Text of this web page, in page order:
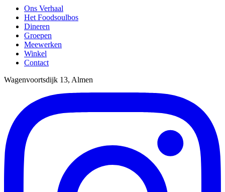
Ons Verhaal
Het Foodsoulbos
Dineren
Groepen
Meewerken
Winkel
Contact
Wagenvoortsdijk 13, Almen